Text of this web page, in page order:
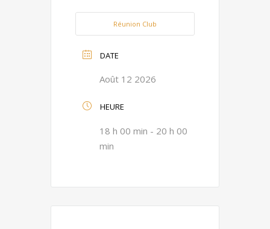
Réunion Club
DATE
Août 12 2026
HEURE
18 h 00 min - 20 h 00
min